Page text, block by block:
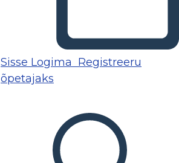
Sisse Logima Registreeru
õpetajaks